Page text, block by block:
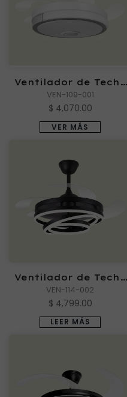
Ventilador de Techo
REMOLINO 72W
VEN-109-001
$ 4,070.00
VER MÁS
Ventilador de Techo
FANTASY NEGRO 72W
VEN-114-002
$ 4,799.00
LEER MÁS